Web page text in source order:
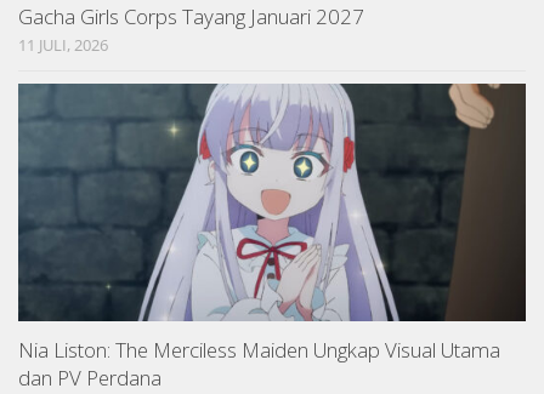
Gacha Girls Corps Tayang Januari 2027
11 JULI, 2026
Nia Liston: The Merciless Maiden Ungkap Visual Utama
dan PV Perdana